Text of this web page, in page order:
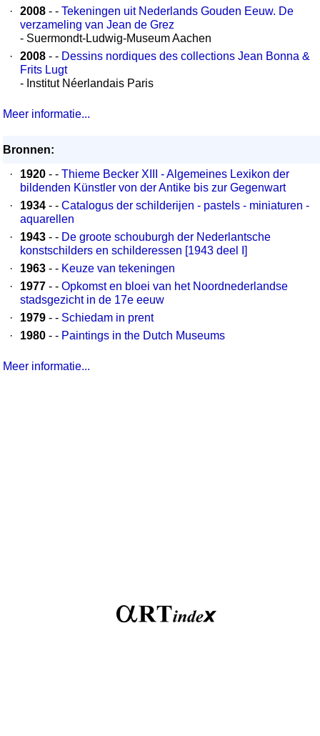
·
2008 - - Tekeningen uit Nederlands Gouden Eeuw. De
verzameling van Jean de Grez
- Suermondt-Ludwig-Museum Aachen
·
2008 - - Dessins nordiques des collections Jean Bonna &
Frits Lugt
- Institut Néerlandais Paris
Meer informatie...
Bronnen:
·
1920 - - Thieme Becker XIII - Algemeines Lexikon der
bildenden Künstler von der Antike bis zur Gegenwart
·
1934 - - Catalogus der schilderijen - pastels - miniaturen -
aquarellen
·
1943 - - De groote schouburgh der Nederlantsche
konstschilders en schilderessen [1943 deel I]
·
1963 - - Keuze van tekeningen
·
1977 - - Opkomst en bloei van het Noordnederlandse
stadsgezicht in de 17e eeuw
·
1979 - - Schiedam in prent
·
1980 - - Paintings in the Dutch Museums
Meer informatie...